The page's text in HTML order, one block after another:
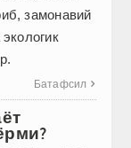
замонавий
Батафсил 